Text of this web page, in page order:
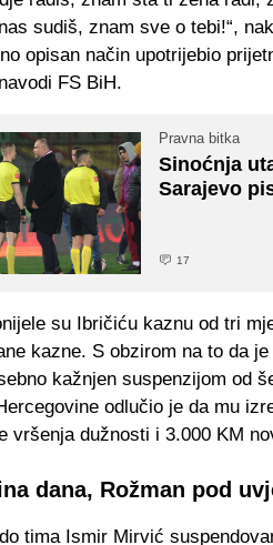
sudiš, znam sve o tebi!“,
opisan način upotrijebio
FS BiH.
Pravna bitka
Sinoćnja
Sarajevo
17
su Ibričiću kaznu od tri
kazne. S obzirom na to da
kažnjen suspenzijom od
odlučio je da mu
vršenja dužnosti i 3.000 KM
dana, Rožman pod
tima Ismir Mirvić